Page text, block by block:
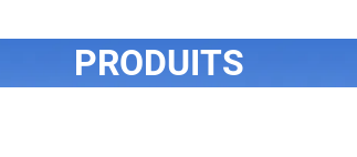
PRODUITS